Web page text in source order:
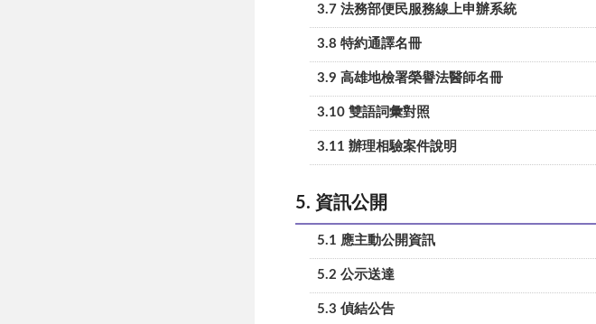
3.7 法務部便民服務線上申辦系統
3.8 特約通譯名冊
3.9 高雄地檢署榮譽法醫師名冊
3.10 雙語詞彙對照
3.11 辦理相驗案件說明
5. 資訊公開
5.1 應主動公開資訊
5.2 公示送達
5.3 偵結公告